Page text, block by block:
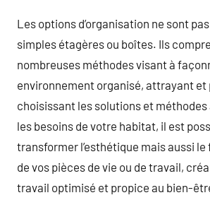
Les options d’organisation ne sont
simples étagères ou boîtes. Ils
nombreuses méthodes visant à
environnement organisé, attrayant et
choisissant les solutions et
les besoins de votre habitat, il est
transformer l’esthétique mais aussi
de vos pièces de vie ou de travail,
travail optimisé et propice au bien-